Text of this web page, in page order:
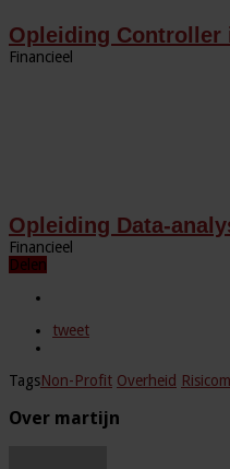
Opleiding Controller
Financieel
Opleiding Data-
Financieel
Delen
tweet
TagsNon-Profit Overheid
Over martijn